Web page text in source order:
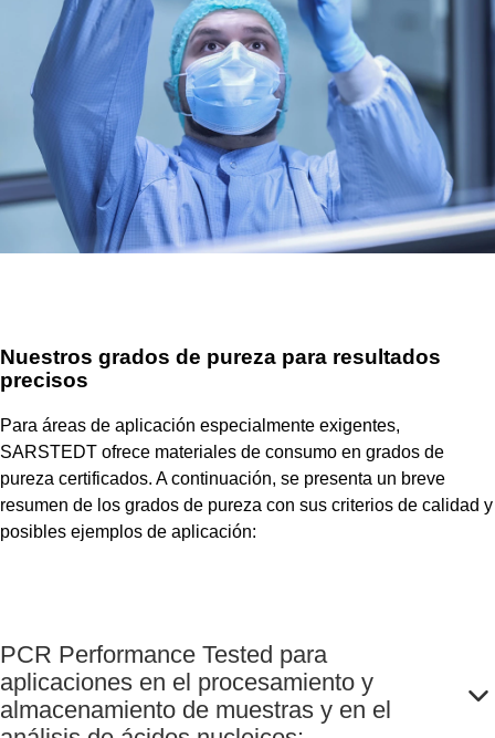
Nuestros grados de pureza para resultados
precisos
Para áreas de aplicación especialmente exigentes,
SARSTEDT ofrece materiales de consumo en grados de
pureza certificados. A continuación, se presenta un breve
resumen de los grados de pureza con sus criterios de calidad y
posibles ejemplos de aplicación:
PCR Performance Tested para
aplicaciones en el procesamiento y
almacenamiento de muestras y en el